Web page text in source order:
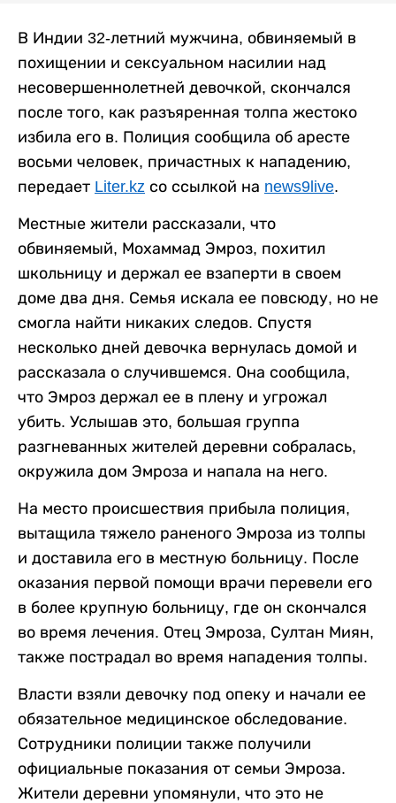
В Индии 32-летний мужчина, обвиняемый в
похищении и сексуальном насилии над
несовершеннолетней девочкой, скончался
после того, как разъяренная толпа жестоко
избила его в. Полиция сообщила об аресте
восьми человек, причастных к нападению,
передает Liter.kz со ссылкой на news9live.
Местные жители рассказали, что
обвиняемый, Мохаммад Эмроз, похитил
школьницу и держал ее взаперти в своем
доме два дня. Семья искала ее повсюду, но не
смогла найти никаких следов. Спустя
несколько дней девочка вернулась домой и
рассказала о случившемся. Она сообщила,
что Эмроз держал ее в плену и угрожал
убить. Услышав это, большая группа
разгневанных жителей деревни собралась,
окружила дом Эмроза и напала на него.
На место происшествия прибыла полиция,
вытащила тяжело раненого Эмроза из толпы
и доставила его в местную больницу. После
оказания первой помощи врачи перевели его
в более крупную больницу, где он скончался
во время лечения. Отец Эмроза, Султан Миян,
также пострадал во время нападения толпы.
Власти взяли девочку под опеку и начали ее
обязательное медицинское обследование.
Сотрудники полиции также получили
официальные показания от семьи Эмроза.
Жители деревни упомянули, что это не